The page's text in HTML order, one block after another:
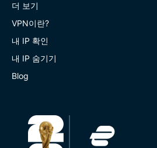
더 보기
VPN이란?
내 IP 확인
내 IP 숨기기
Blog